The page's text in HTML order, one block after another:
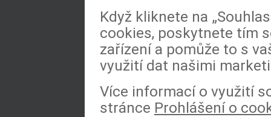
Když kliknete na
cookies, poskytnete tím
zařízení a pomůže to s
využití dat našimi
Více informací o využití
stránce Prohlášení o